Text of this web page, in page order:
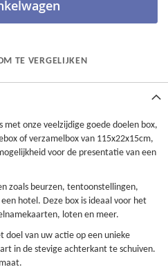
TE VERGELIJKEN
onze veelzijdige goede doelen box,
of verzamelbox van 115x22x15cm,
voor de presentatie van een
zoals beurzen, tentoonstellingen,
hotel. Deze box is ideaal voor het
loten en meer.
doel van uw actie op een unieke
in de stevige achterkant te schuiven.